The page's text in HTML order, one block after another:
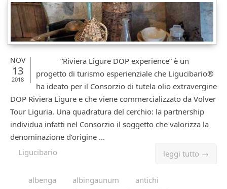
NOV
13
2018
“Riviera Ligure DOP experience” è un
progetto di turismo esperienziale che Ligucibario®
ha ideato per il Consorzio di tutela olio extravergine
DOP Riviera Ligure e che viene commercializzato da Volver
Tour Liguria. Una quadratura del cerchio: la partnership
individua infatti nel Consorzio il soggetto che valorizza la
denominazione d’origine ...
leggi tutto →
Ligucibario
albenga albingaunum
antichi